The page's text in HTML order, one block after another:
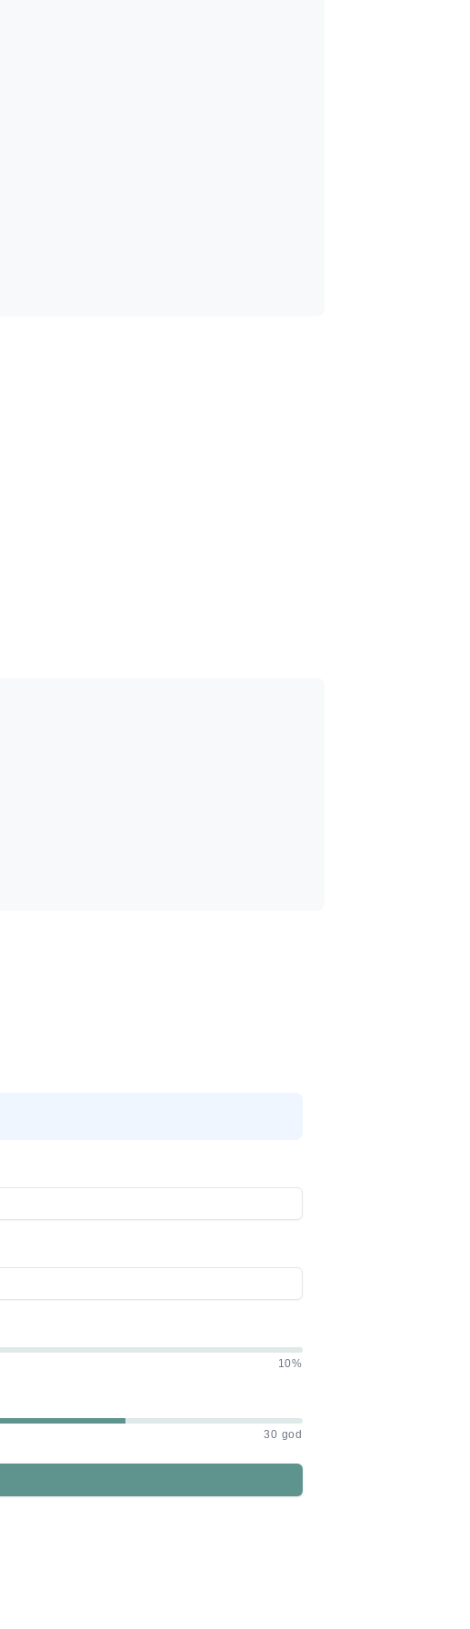
10%
30 god